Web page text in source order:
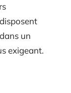
un
exigeant.